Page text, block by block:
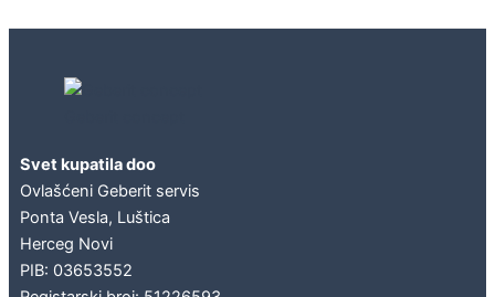
Svet kupatila doo
Ovlašćeni Geberit servis
Ponta Vesla, Luštica
Herceg Novi
PIB: 03653552